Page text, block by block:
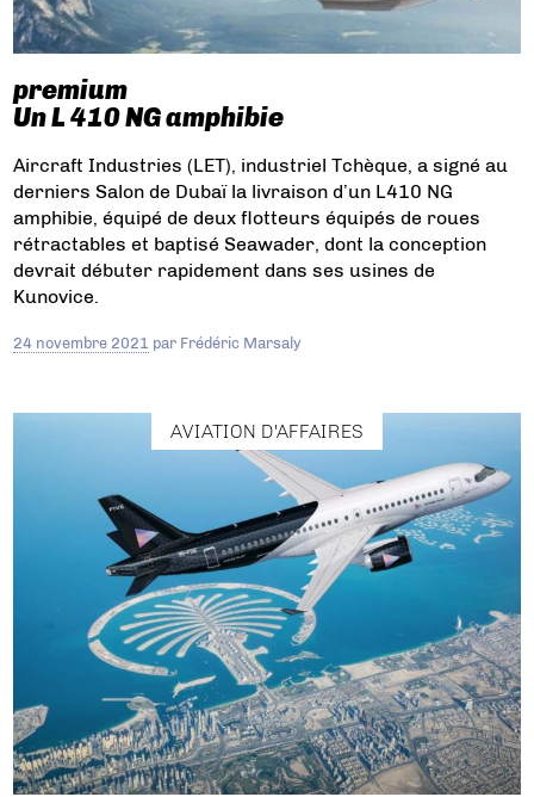
premium
Un L 410 NG amphibie
Aircraft Industries (LET), industriel Tchèque, a signé au
derniers Salon de Dubaï la livraison d’un L410 NG
amphibie, équipé de deux flotteurs équipés de roues
rétractables et baptisé Seawader, dont la conception
devrait débuter rapidement dans ses usines de
Kunovice.
24 novembre 2021 par Frédéric Marsaly
AVIATION D'AFFAIRES